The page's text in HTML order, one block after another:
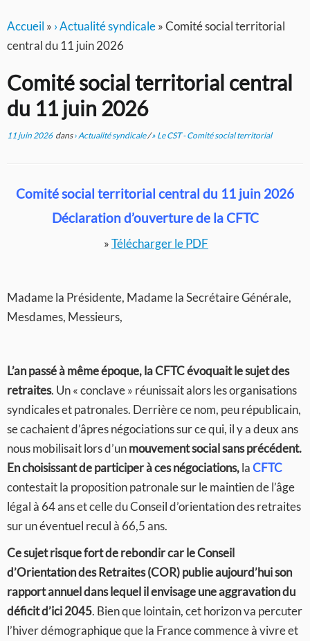
Accueil » › Actualité syndicale»Comité social territorial
central du 11 juin 2026
Comité social territorial central
du 11 juin 2026
11 juin 2026dans› Actualité syndicale/» Le CST - Comité social territorial
Comité social territorial central du 11 juin 2026
Déclaration d’ouverture de la CFTC
»Télécharger le PDF
Madame la Présidente, Madame la Secrétaire Générale,
Mesdames, Messieurs,
L’an passé à même époque, la CFTC évoquait le sujet des
retraites. Un « conclave » réunissait alors les organisations
syndicales et patronales. Derrière ce nom, peu républicain,
se cachaient d’âpres négociations sur ce qui, il y a deux ans
nous mobilisait lors d’unmouvement social sans précédent.
En choisissant de participer à ces négociations,laCFTC
contestait la proposition patronale sur le maintien de l’âge
légal à 64 ans et celle du Conseil d’orientation des retraites
sur un éventuel recul à 66,5 ans.
Ce sujet risque fort de rebondir car le Conseil
d’Orientation des Retraites (COR) publie aujourd’hui son
rapport annuel dans lequel il envisage une aggravation du
déficit d’ici 2045. Bien que lointain, cet horizon va percuter
l’hiver démographique que la France commence à vivre et